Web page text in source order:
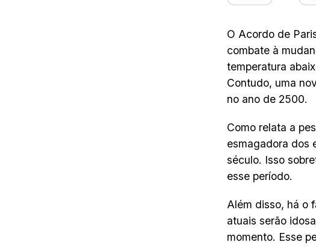
O Acordo de
combate à
temperatura
Contudo, uma
no ano de 2500.
Como relata a
esmagadora dos
século. Isso
esse período.
Além disso, há o
atuais serão
momento. Esse